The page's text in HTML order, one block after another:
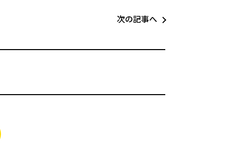
次の記事へ